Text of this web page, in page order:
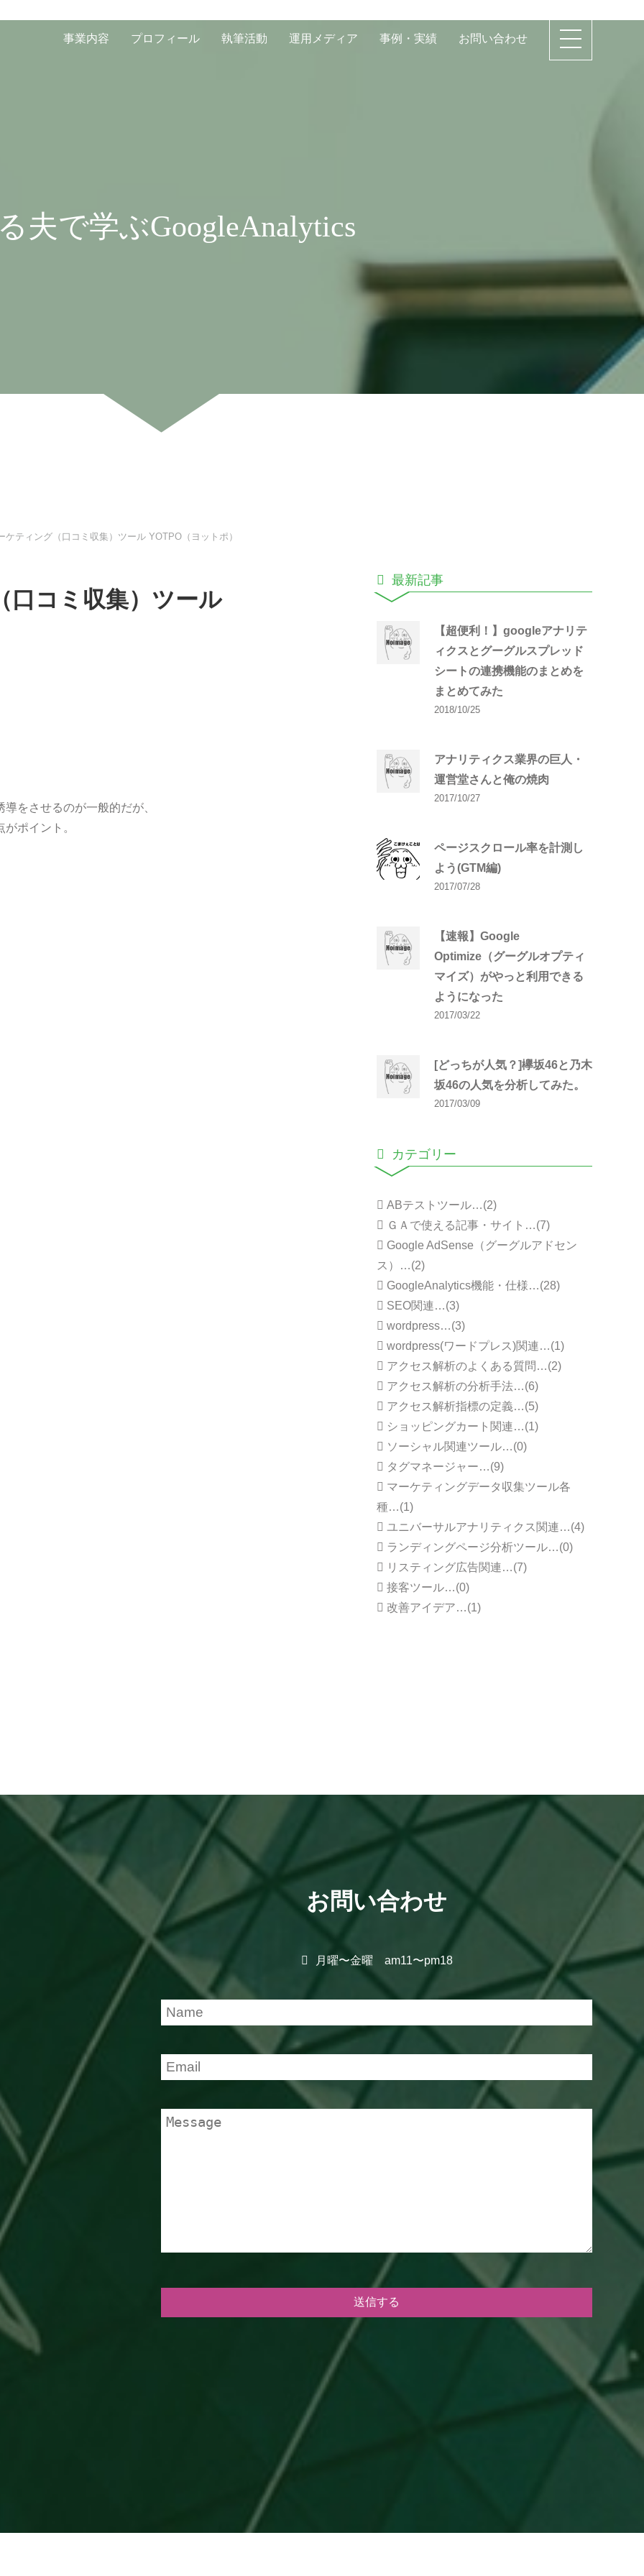
事業内容 プロフィール 執筆活動 運用メディア 事例・実績 お問い合わせ
夫で学ぶGoogleAnalytics
ケティング（口コミ収集）ツール YOTPO（ヨットポ）
口コミ収集）ツール
をさせるのが一般的だが、
ポイント。
最新記事
【超便利！】googleアナリテ
ィクスとグーグルスプレッド
シートの連携機能のまとめを
まとめてみた
2018/10/25
アナリティクス業界の巨人・
運営堂さんと俺の焼肉
2017/10/27
ページスクロール率を計測し
よう(GTM編)
2017/07/28
【速報】Google
Optimize（グーグルオプティ
マイズ）がやっと利用できる
ようになった
2017/03/22
[どっちが人気？]欅坂46と乃木
坂46の人気を分析してみた。
2017/03/09
カテゴリー
ABテストツール…(2)
ＧＡで使える記事・サイト…(7)
Google AdSense（グーグルアドセン
ス）…(2)
GoogleAnalytics機能・仕様…(28)
SEO関連…(3)
wordpress…(3)
wordpress(ワードプレス)関連…(1)
アクセス解析のよくある質問…(2)
アクセス解析の分析手法…(6)
アクセス解析指標の定義…(5)
ショッピングカート関連…(1)
ソーシャル関連ツール…(0)
タグマネージャー…(9)
マーケティングデータ収集ツール各
種…(1)
ユニバーサルアナリティクス関連…(4)
ランディングページ分析ツール…(0)
リスティング広告関連…(7)
接客ツール…(0)
改善アイデア…(1)
お問い合わせ
月曜〜金曜 am11〜pm18